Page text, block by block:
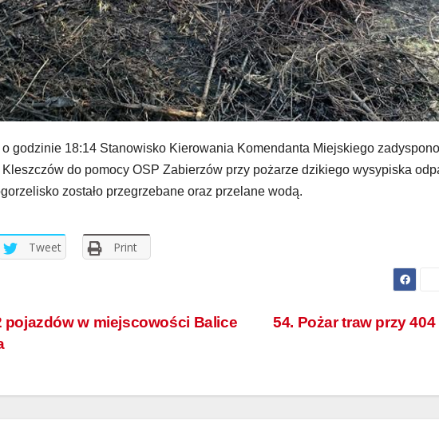
godzinie 18:14 Stanowisko Kierowania Komendanta Miejskiego
do pomocy OSP Zabierzów przy pożarze dzikiego wysypiska
zostało przegrzebane oraz przelane wodą.
Tweet Print
54. Pożar traw przy
pojazdów w miejscowości Balice